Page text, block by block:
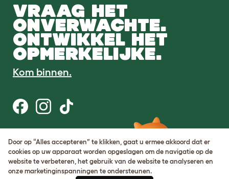
VRAAG HET
ONVERWACHTE.
ONTWIKKEL HET
OPMERKELIJKE.
Kom binnen.
Gebruiksvoorwaarden
Cookie & privacybeleid
Cookie Settings
Sitemap
Door op “Alles accepteren” te klikken, gaat u ermee akkoord dat er
cookies op uw apparaat worden opgeslagen om de navigatie op de
website te verbeteren, het gebruik van de website te analyseren en
onze marketinginspanningen te ondersteunen.